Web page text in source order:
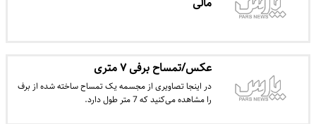
عکس/تمساح برفی ۷ متری
در اینجا تصاویری از مجسمه یک تمساح ساخته شده از برف
را مشاهده می‌کنید که 7 متر طول دارد.